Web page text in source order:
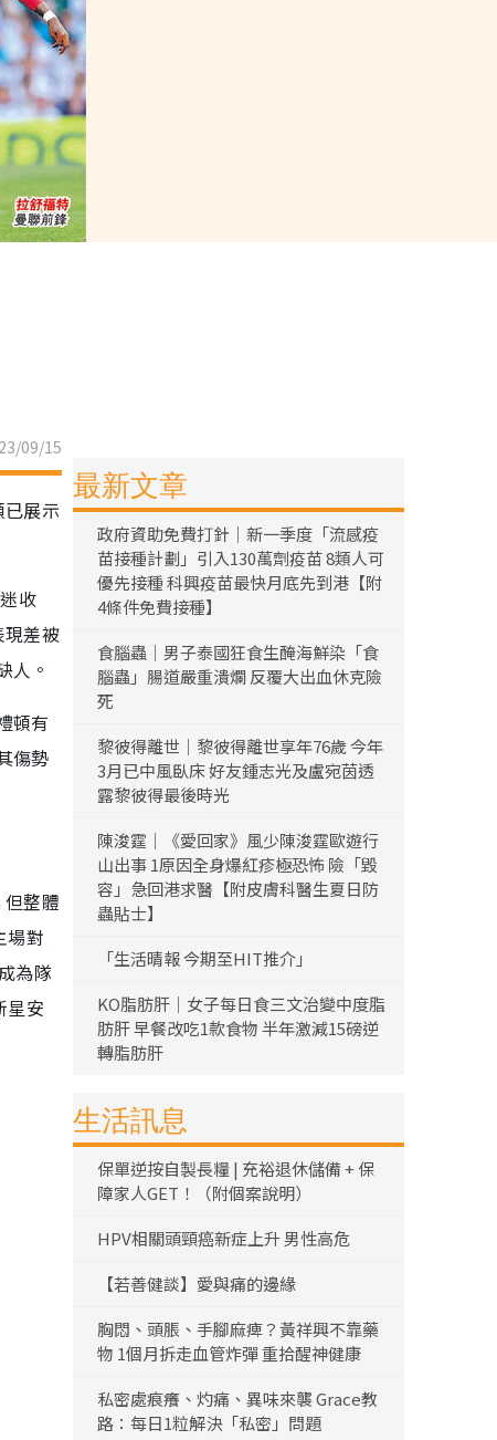
09/15
展示
收
差被
人。
頓有
傷勢
整體
場對
為隊
星安
最新文章
政府資助免費打針｜新一季度「流感疫
苗接種計劃」引入130萬劑疫苗 8類人可
優先接種 科興疫苗最快月底先到港【附
4條件免費接種】
食腦蟲｜男子泰國狂食生醃海鮮染「食
腦蟲」腸道嚴重潰爛 反覆大出血休克險
死
黎彼得離世｜黎彼得離世享年76歲 今年
3月已中風臥床 好友鍾志光及盧宛茵透
露黎彼得最後時光
陳浚霆｜《愛回家》風少陳浚霆歐遊行
山出事 1原因全身爆紅疹極恐怖 險「毀
容」急回港求醫【附皮膚科醫生夏日防
蟲貼士】
「生活晴報 今期至HIT推介」
KO脂肪肝｜女子每日食三文治變中度脂
肪肝 早餐改吃1款食物 半年激減15磅逆
轉脂肪肝
生活訊息
保單逆按自製長糧 | 充裕退休儲備 + 保
障家人GET！（附個案說明）
HPV相關頭頸癌新症上升 男性高危
【若善健談】愛與痛的邊緣
胸悶、頭脹、手腳麻痺？黃祥興不靠藥
物 1個月拆走血管炸彈 重拾醒神健康
私密處痕癢、灼痛、異味來襲 Grace教
路：每日1粒解決「私密」問題